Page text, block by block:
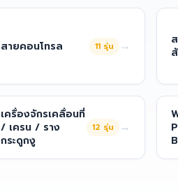
สายคอนโทรล 11 รุ่น →
เครื่องจักรเคลื่อนที่
/ เครน / ราง
กระดูกงู
12 รุ่น →